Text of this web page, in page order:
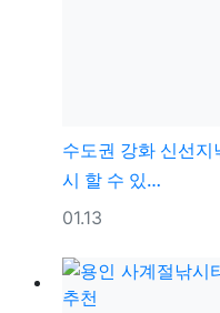
수도권 강화 신선지
시 할 수 있…
등록일
01.13